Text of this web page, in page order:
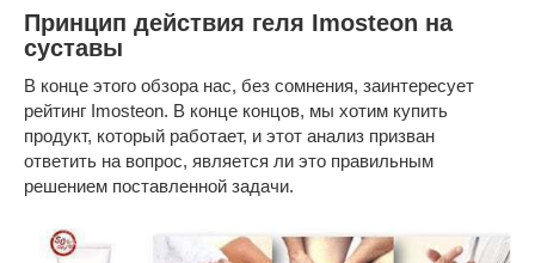
Принцип действия геля Imosteon на
суставы
В конце этого обзора нас, без сомнения, заинтересует
рейтинг Imosteon. В конце концов, мы хотим купить
продукт, который работает, и этот анализ призван
ответить на вопрос, является ли это правильным
решением поставленной задачи.